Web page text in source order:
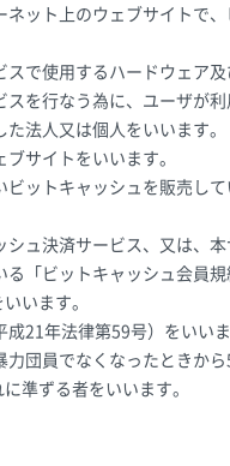
ネット上のウェブサイトで
で使用するハードウェア及
を行なう為に、ユーザが
法人又は個人をいいます。
サイトをいいます。
ビットキャッシュを販売し
ュ決済サービス、又は、
る「ビットキャッシュ会員
います。
21年法律第59号）をいいま
団員でなくなったときか
準ずる者をいいます。